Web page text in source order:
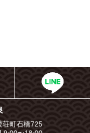
荘町石橋725